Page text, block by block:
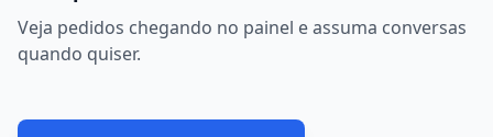
Veja pedidos chegando no painel e assuma conversas
quando quiser.